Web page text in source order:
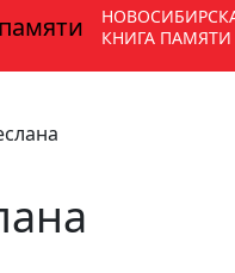
КНИГА ПАМЯТИ